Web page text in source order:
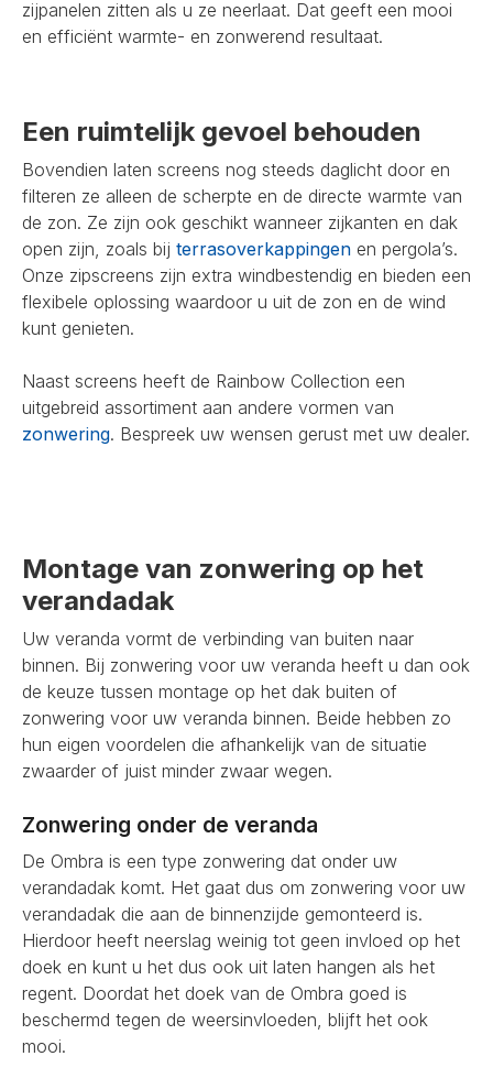
zijpanelen zitten als u ze neerlaat. Dat geeft een mooi
en efficiënt warmte- en zonwerend resultaat.
Een ruimtelijk gevoel behouden
Bovendien laten screens nog steeds daglicht door en
filteren ze alleen de scherpte en de directe warmte van
de zon. Ze zijn ook geschikt wanneer zijkanten en dak
open zijn, zoals bij terrasoverkappingen en pergola’s.
Onze zipscreens zijn extra windbestendig en bieden een
flexibele oplossing waardoor u uit de zon en de wind
kunt genieten.
Naast screens heeft de Rainbow Collection een
uitgebreid assortiment aan andere vormen van
zonwering. Bespreek uw wensen gerust met uw dealer.
Montage van zonwering op het
verandadak
Uw veranda vormt de verbinding van buiten naar
binnen. Bij zonwering voor uw veranda heeft u dan ook
de keuze tussen montage op het dak buiten of
zonwering voor uw veranda binnen. Beide hebben zo
hun eigen voordelen die afhankelijk van de situatie
zwaarder of juist minder zwaar wegen.
Zonwering onder de veranda
De Ombra is een type zonwering dat onder uw
verandadak komt. Het gaat dus om zonwering voor uw
verandadak die aan de binnenzijde gemonteerd is.
Hierdoor heeft neerslag weinig tot geen invloed op het
doek en kunt u het dus ook uit laten hangen als het
regent. Doordat het doek van de Ombra goed is
beschermd tegen de weersinvloeden, blijft het ook
mooi.